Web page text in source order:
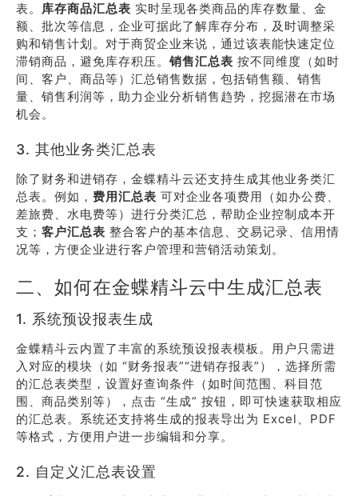
表。 库存商品汇总表 实时呈现各类商品的库存数量、金
额、批次等信息，企业可据此了解库存分布，及时调整采
购和销售计划。对于商贸企业来说，通过该表能快速定位
滞销商品，避免库存积压。 销售汇总表 按不同维度（如时
间、客户、商品等）汇总销售数据，包括销售额、销售
量、销售利润等，助力企业分析销售趋势，挖掘潜在市场
机会。
3. 其他业务类汇总表
除了财务和进销存，金蝶精斗云还支持生成其他业务类汇
总表。例如， 费用汇总表 可对企业各项费用（如办公费、
差旅费、水电费等）进行分类汇总，帮助企业控制成本开
支； 客户汇总表 整合客户的基本信息、交易记录、信用情
况等，方便企业进行客户管理和营销活动策划。
二、如何在金蝶精斗云中生成汇总表
1. 系统预设报表生成
金蝶精斗云内置了丰富的系统预设报表模板。用户只需进
入对应的模块（如 “财务报表”“进销存报表”），选择所需
的汇总表类型，设置好查询条件（如时间范围、科目范
围、商品类别等），点击 “生成” 按钮，即可快速获取相应
的汇总表。系统还支持将生成的报表导出为 Excel、PDF
等格式，方便用户进一步编辑和分享。
2. 自定义汇总表设置